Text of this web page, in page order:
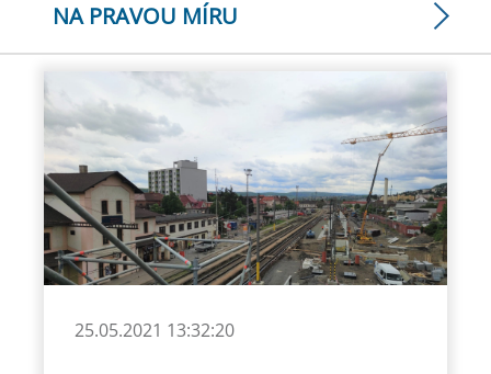
NA PRAVOU MÍRU
25.05.2021 13:32:20